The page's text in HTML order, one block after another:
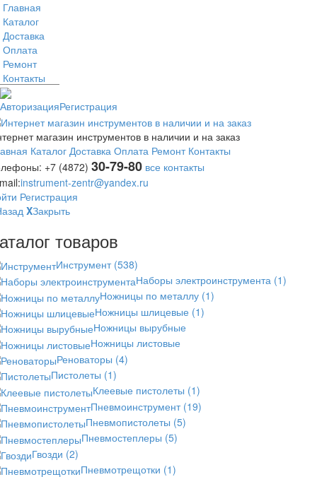
Главная
Каталог
Доставка
Оплата
Ремонт
Контакты
АвторизацияРегистрация
магазин инструментов в наличии и на заказ
Каталог Доставка Оплата Ремонт Контакты
+7 (4872) 30-79-80 все контакты
instrument-zentr@yandex.ru
Регистрация
XЗакрыть
товаров
Инструмент (538)
Наборы электроинструмента (1)
Ножницы по металлу (1)
Ножницы шлицевые (1)
Ножницы вырубные
Ножницы листовые
Реноваторы (4)
Пистолеты (1)
Клеевые пистолеты (1)
Пневмоинструмент (19)
Пневмопистолеты (5)
Пневмостеплеры (5)
Гвозди (2)
Пневмотрещотки (1)